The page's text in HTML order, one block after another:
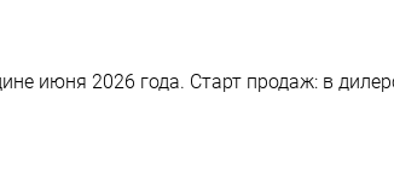
июня 2026 года. Старт продаж: в